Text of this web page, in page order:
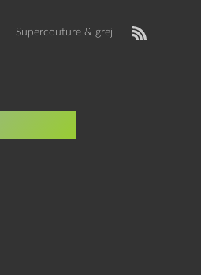
Supercouture & grej